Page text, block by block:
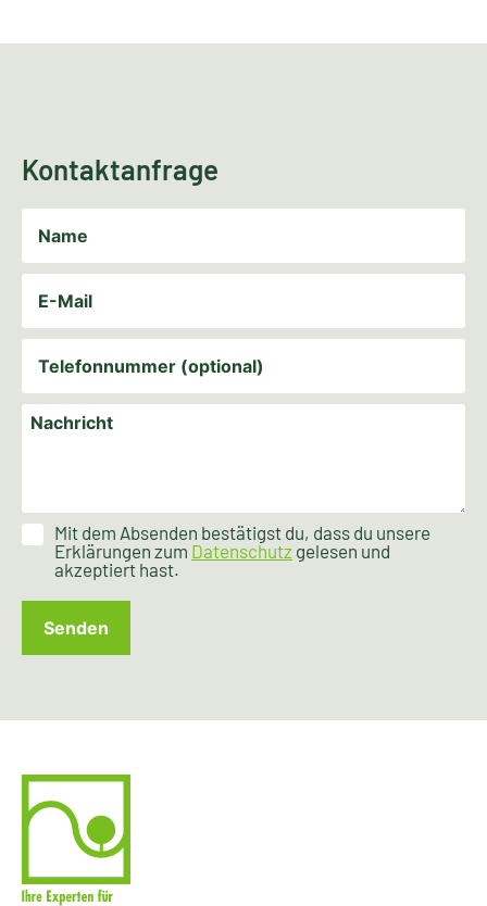
Kontaktanfrage
Mit dem Absenden bestätigst du, dass du unsere
Erklärungen zum Datenschutz gelesen und
akzeptiert hast.
Senden